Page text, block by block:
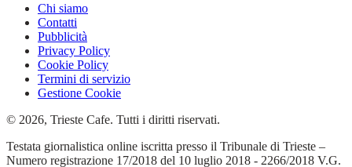
Chi siamo
Contatti
Pubblicità
Privacy Policy
Cookie Policy
Termini di servizio
Gestione Cookie
© 2026, Trieste Cafe. Tutti i diritti riservati.
Testata giornalistica online iscritta presso il Tribunale di Trieste –
Numero registrazione 17/2018 del 10 luglio 2018 - 2266/2018 V.G.